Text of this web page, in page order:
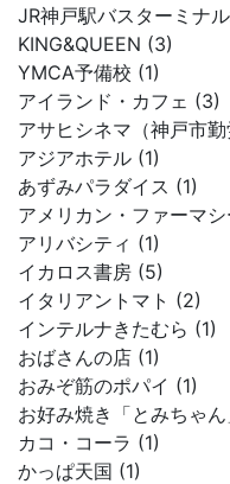
JR神戸駅バスターミナ
KING&QUEEN (3)
YMCA予備校 (1)
アイランド・カフェ (3)
アサヒシネマ（神戸市
アジアホテル (1)
あずみパラダイス (1)
アメリカン・ファーマ
アリバシティ (1)
イカロス書房 (5)
イタリアントマト (2)
インテルナきたむら (1)
おばさんの店 (1)
おみぞ筋のポパイ (1)
お好み焼き「とみちゃ
カコ・コーラ (1)
かっぱ天国 (1)